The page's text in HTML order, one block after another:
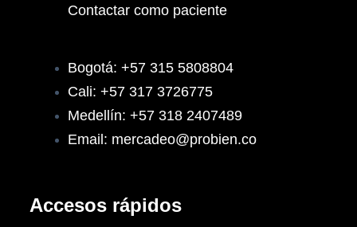
Contactar como paciente
Bogotá: +57 315 5808804
Cali: +57 317 3726775
Medellín: +57 318 2407489
Email: mercadeo@probien.co
Accesos rápidos